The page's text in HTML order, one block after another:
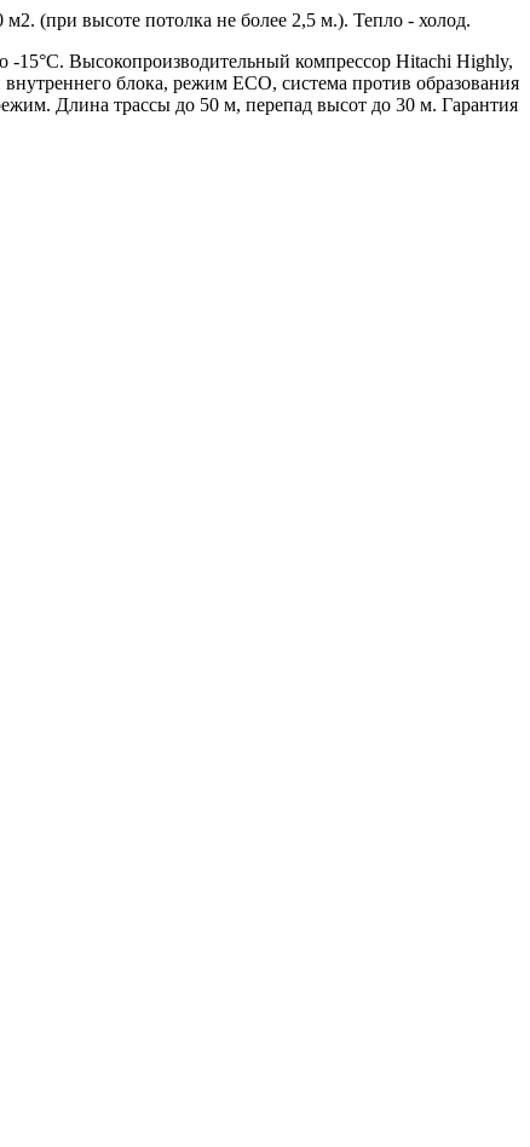
(при высоте потолка не более 2,5 м.). Тепло - холод.
-15°С. Высокопроизводительный компрессор Hitachi Highly,
блока, режим ECO, система против образования
Длина трассы до 50 м, перепад высот до 30 м. Гарантия